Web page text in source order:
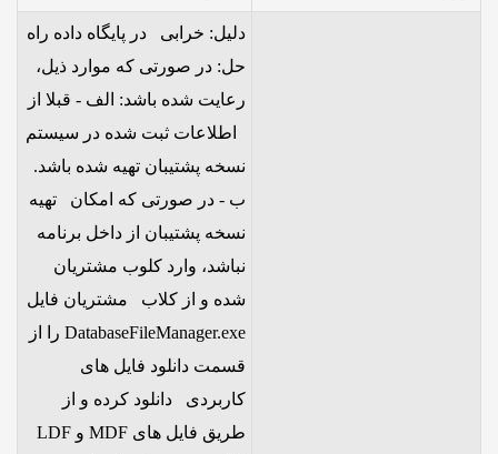
دلیل: خرابی در پایگاه داده راه
حل: در صورتی که موارد ذیل،
رعایت شده باشد: الف - قبلا از
اطلاعات ثبت شده در سیستم
نسخه پشتیبان تهیه شده باشد.
ب - در صورتی که امکان تهیه
نسخه پشتیبان از داخل برنامه
نباشد، وارد کلوب مشتریان
شده و از کلاب مشتریان فایل
DatabaseFileManager.exe را از
قسمت دانلود فایل های
کاربردی دانلود کرده و از
طریق فایل های MDF و LDF